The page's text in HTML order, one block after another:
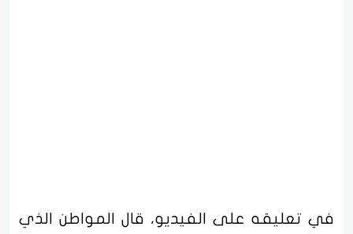
في تعليقه على الفيديو، قال المواطن الذي